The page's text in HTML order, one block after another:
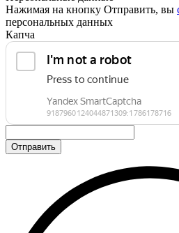
Нажимая на кнопку Отправить, вы
персональных данных
Капча
Отправить